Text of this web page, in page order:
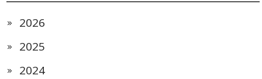
2026
2025
2024